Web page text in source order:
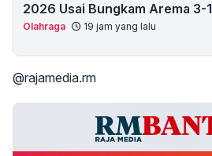
2026 Usai Bungkam Arema 3-1
Olahraga 19 jam yang lalu
@rajamedia.rm